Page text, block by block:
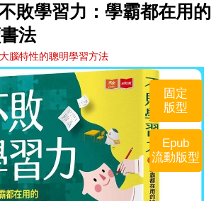
敗學習力：學霸都在用的
法
腦特性的聰明學習方法
固定
版型
Epub
流動版型